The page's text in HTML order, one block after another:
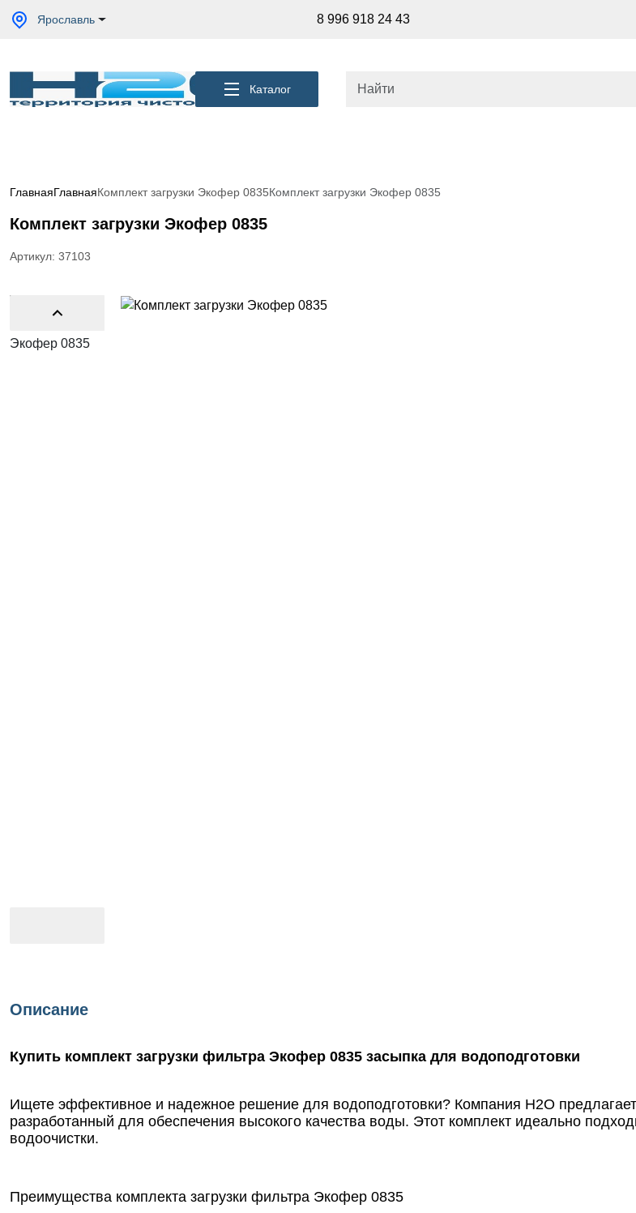
Ярославль 8 996 918 24 43
Каталог
Акции
скважины
Фильтры
коттеджа
Септики
Электрические
ГлавнаяГлавнаяКомплект загрузки Экофер 0835Комплект загрузки Экофер 0835
Комплект загрузки Экофер 0835
Артикул: 37103
Описание
Купить комплект загрузки фильтра Экофер 0835 засыпка для водоподготовки
Ищете эффективное и надежное решение для водоподготовки? Компания Н2О
разработанный для обеспечения высокого качества воды. Этот комплект идеально
водоочистки.
Преимущества комплекта загрузки фильтра Экофер 0835